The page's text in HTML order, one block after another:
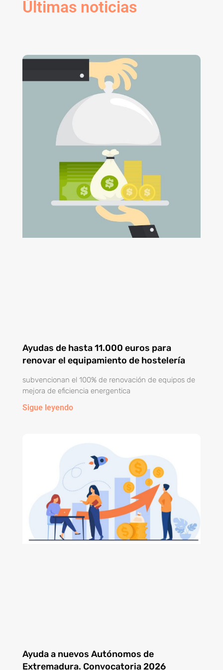
Últimas noticias
Ayudas de hasta 11.000 euros para
renovar el equipamiento de hostelería
subvencionan el 100% de renovación de equipos de
mejora de eficiencia energentica
Sigue leyendo
Ayuda a nuevos Autónomos de
Extremadura. Convocatoria 2026